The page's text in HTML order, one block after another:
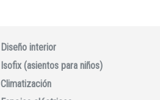
Diseño interior
Isofix (asientos para niños)
Climatización